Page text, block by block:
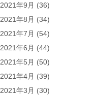
2021年9月 (36)
2021年8月 (34)
2021年7月 (54)
2021年6月 (44)
2021年5月 (50)
2021年4月 (39)
2021年3月 (30)